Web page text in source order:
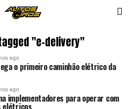
"e-delivery"
ago
o primeiro caminhão elétrico da
ago
implementadores para operar com
elétricos